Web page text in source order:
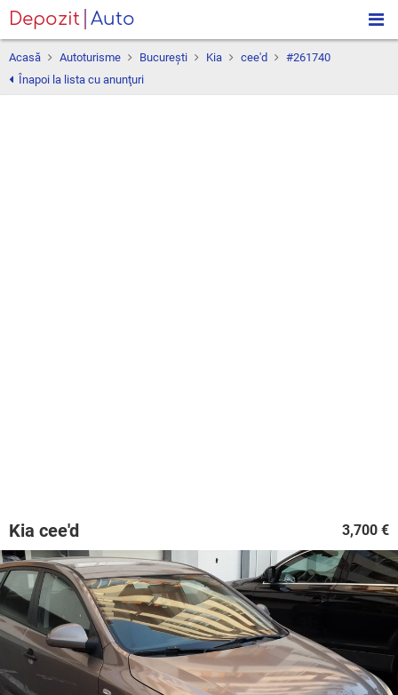
Depozit Auto
Acasă Autoturisme Bucureşti Kia cee'd
#261740
Înapoi la lista cu anunţuri
3,700 €
Kia cee'd